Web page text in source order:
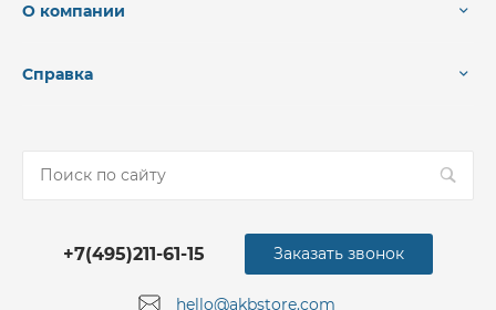
О компании
Справка
+7(495)211-61-15
hello@akbstore.com
Заказать звонок